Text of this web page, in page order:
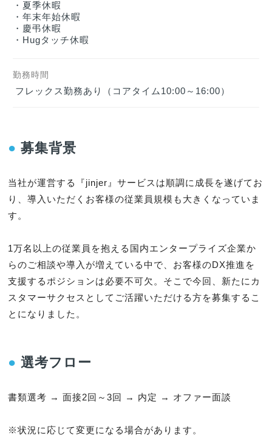
・夏季休暇
・年末年始休暇
・慶弔休暇
・Hugタッチ休暇
勤務時間
フレックス勤務あり（コアタイム10:00～16:00）
● 募集背景
当社が運営する『jinjer』サービスは順調に成長を遂げてお
り、導入いただくお客様の従業員規模も大きくなっていま
す。
1万名以上の従業員を抱える国内エンタープライズ企業か
らのご相談や導入が増えている中で、お客様のDX推進を
支援するポジションは必要不可欠。そこで今回、新たにカ
スタマーサクセスとしてご活躍いただける方を募集するこ
とになりました。
● 選考フロー
書類選考 → 面接2回～3回 → 内定 → オファー面談
※状況に応じて変更になる場合があります。